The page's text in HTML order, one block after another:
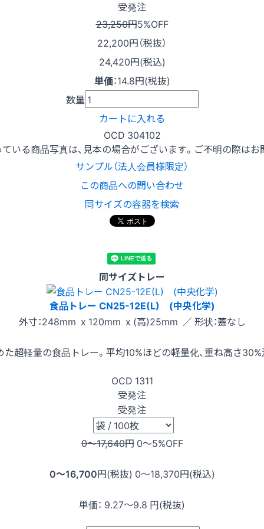
受発注
23,250円5%OFF
22,200円（税抜）
24,420円(税込)
単価：14.8円(税抜)
数量
カートに入れる
OCD 304102
いる商品写真は、見本の場合がございます。ご不明の際はお
サンプル（法人会員様限定）
この商品への問い合わせ
同サイズの容器を検索
同サイズトレー
食品トレー CN25-12E(L) (中央化学)
外寸：248mm x 120mm x (高)25mm ／ 形状：蓋なし
超軽量の食品トレー。平均10%ほどの軽量化、重ね高さ30%
OCD 1311
受発注
受発注
0〜17,640円 0〜5%OFF
0〜16,700円(税抜) 0〜18,370円(税込)
単価： 9.27〜9.8 円(税抜)